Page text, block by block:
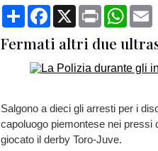
CondividiFacebook
X Print
Fermati altri due
Salgono a dieci gli arresti per i
capoluogo piemontese nei pressi
giocato il derby Toro-Juve.